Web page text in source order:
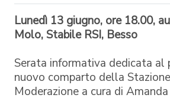
Lunedì 13 giugno, ore 18.00,
Molo, Stabile RSI, Besso
Serata informativa dedicata
nuovo comparto della
Moderazione a cura di